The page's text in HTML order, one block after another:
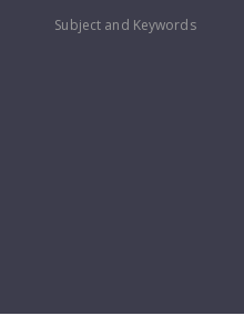
Subject and Keywords